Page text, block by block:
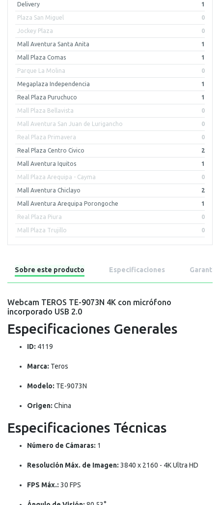
Delivery 1
Plaza San Miguel 0
Jockey Plaza 0
Mall Aventura Santa Anita 1
Mall Plaza Comas 1
Parque La Molina 0
Megaplaza Independencia 1
Real Plaza Puruchuco 1
Mall Plaza Bellavista 0
Mall Aventura San Juan de Lurigancho 0
Real Plaza Primavera 0
Real Plaza Centro Civico 2
Mall Aventura Iquitos 1
Mall Plaza Arequipa - Cayma 0
Mall Aventura Chiclayo 2
Mall Aventura Arequipa Porongoche 1
Real Plaza Piura 0
Mall Plaza Trujillo 0
Sobre este producto Especificaciones Garantía
Webcam TEROS TE-9073N 4K con micrófono
incorporado USB 2.0
Especificaciones Generales
ID: 4119
Marca: Teros
Modelo: TE-9073N
Origen: China
Especificaciones Técnicas
Número de Cámaras: 1
Resolución Máx. de Imagen: 3840 x 2160 - 4K Ultra HD
FPS Máx.: 30 FPS